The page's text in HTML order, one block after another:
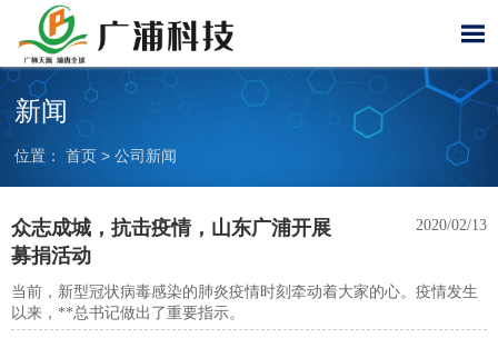

新闻
位置：首页 >公司新闻
众志成城，抗击疫情，山东广浦开展
募捐活动
2020/02/13
当前，新型冠状病毒感染的肺炎疫情时刻牵动着大家的心。疫情发生
以来，**总书记做出了重要指示。